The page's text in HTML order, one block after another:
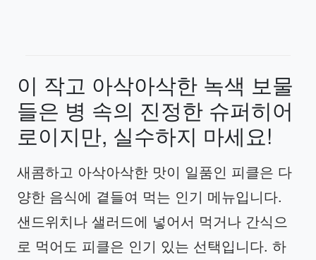
이 작고 아삭아삭한 녹색 보물
들은 병 속의 진정한 슈퍼히어
로이지만, 실수하지 마세요!
새콤하고 아삭아삭한 맛이 일품인 피클은 다
양한 음식에 곁들여 먹는 인기 메뉴입니다.
샌드위치나 샐러드에 넣어서 먹거나 간식으
로 먹어도 피클은 인기 있는 선택입니다. 하